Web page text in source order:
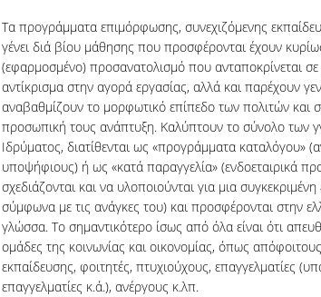
Τα προγράμματα επιμόρφωσης, συνεχιζόμενης
γένει διά βίου μάθησης που προσφέρονται έχουν
(εφαρμοσμένο) προσανατολισμό που ανταποκρίνεται σε
αντίκρισμα στην αγορά εργασίας, αλλά και παρέχουν
αναβαθμίζουν το μορφωτικό επίπεδο των πολιτών και
προσωπική τους ανάπτυξη. Καλύπτουν το σύνολο των
Ιδρύματος, διατίθενται ως «προγράμματα καταλόγου»
υποψήφιους) ή ως «κατά παραγγελία» (ενδοεταιρικά
σχεδιάζονται και να υλοποιούνται για μια
σύμφωνα με τις ανάγκες του) και προσφέρονται στην
γλώσσα. Το σημαντικότερο ίσως από όλα είναι ότι
ομάδες της κοινωνίας και οικονομίας, όπως
εκπαίδευσης, φοιτητές, πτυχιούχους, επαγγελματίες
επαγγελματίες κ.ά.), ανέργους κ.λπ.